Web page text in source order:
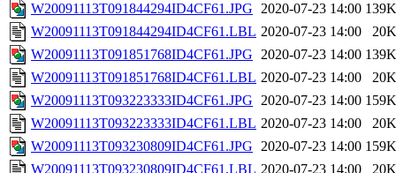
W20091113T091844294ID4CF61.JPG 2020-07-23 14:00 139K
W20091113T091844294ID4CF61.LBL 2020-07-23 14:00
20K
W20091113T091851768ID4CF61.JPG 2020-07-23 14:00 139K
W20091113T091851768ID4CF61.LBL 2020-07-23 14:00
20K
W20091113T093223333ID4CF61.JPG 2020-07-23 14:00 159K
W20091113T093223333ID4CF61.LBL 2020-07-23 14:00
20K
W20091113T093230809ID4CF61.JPG 2020-07-23 14:00 159K
W20091113T093230809ID4CF61.LBL 2020-07-23 14:00
20K